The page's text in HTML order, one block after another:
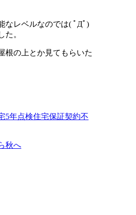
なレベルなのでは( ﾟДﾟ)
た。
根の上とか見てもらいた
5年点検住宅保証契約不
秋へ